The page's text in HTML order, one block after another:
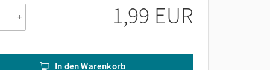
+ 1,99 EUR
In den Warenkorb